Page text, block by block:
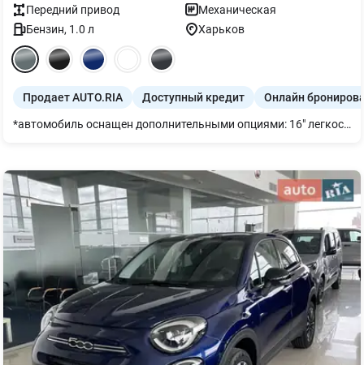
Передний привод
Механическая
Бензин, 1.0 л Харьков
Продает AUTO.RIA Доступный кредит Онлайн
*автомобиль оснащен дополнительными опциями: 16" легкосплавные диски Randia